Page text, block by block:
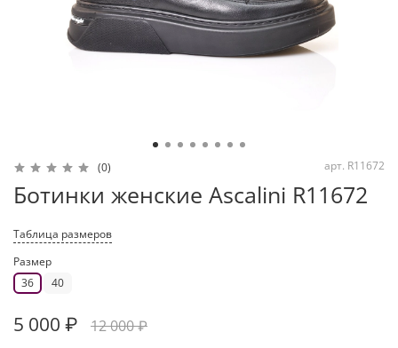
(0) арт. R11672
Ботинки женские Ascalini R11672
Таблица размеров
Размер
36
40
5 000 ₽ 12 000 ₽